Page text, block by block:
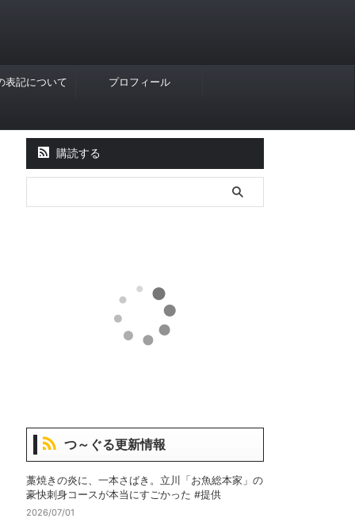
表記について プロフィール
購読する
つ～ぐる更新情報
藁焼きの炎に、一本さばき。立川「お魚総本家」の
豪快刺身コースが本当にすごかった #提供
2026/07/01